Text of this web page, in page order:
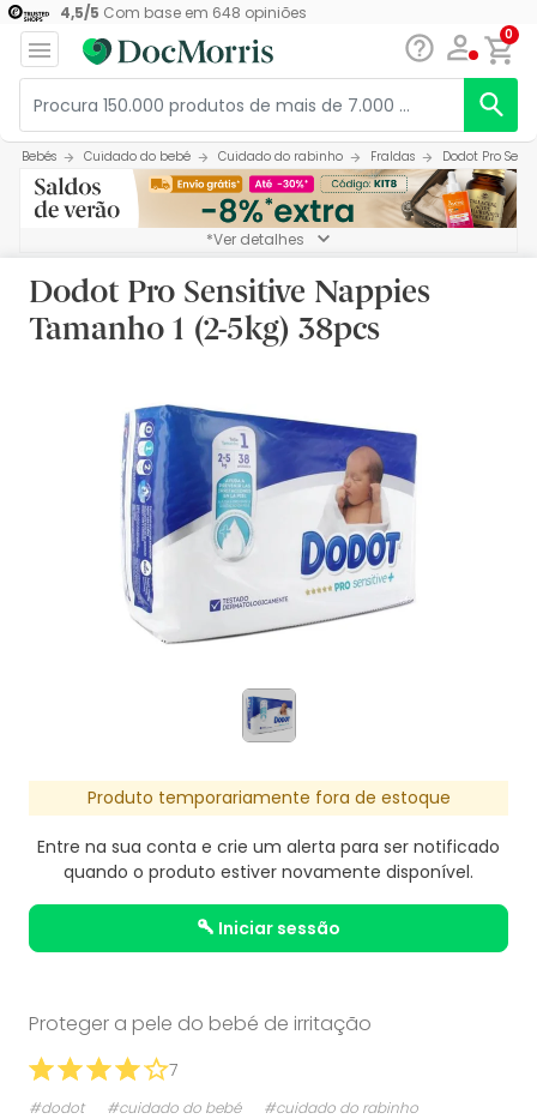
4,5/5 Com base em 648 opiniões
0
Bebés Cuidado do bebé Cuidado do rabinho Fraldas Dodot Pro
*Ver detalhes
Dodot Pro Sensitive Nappies
Tamanho 1 (2-5kg) 38pcs
Produto temporariamente fora de estoque
Entre na sua conta e crie um alerta para ser notificado
quando o produto estiver novamente disponível.
iniciar sessão
Proteger a pele do bebé de irritação
7
#dodot #cuidado do bebé
#cuidado do rabinho